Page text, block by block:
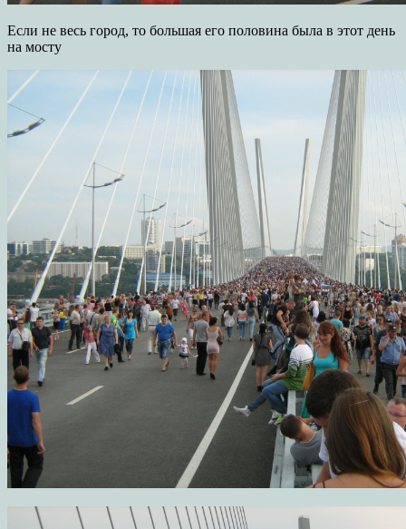
Если не весь город, то большая его половина была в этот день
на мосту